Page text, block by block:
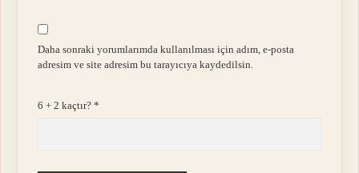
Daha sonraki yorumlarımda kullanılması için adım, e-posta
adresim ve site adresim bu tarayıcıya kaydedilsin.
6 + 2 kaçtır?*